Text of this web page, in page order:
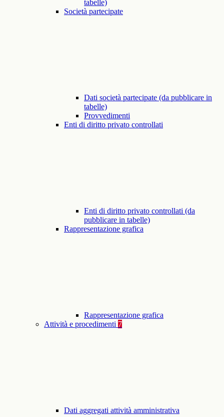
tabelle)
Società partecipate
Dati società partecipate (da pubblicare in
tabelle)
Provvedimenti
Enti di diritto privato controllati
Enti di diritto privato controllati (da
pubblicare in tabelle)
Rappresentazione grafica
Rappresentazione grafica
Attività e procedimenti 7
Dati aggregati attività amministrativa